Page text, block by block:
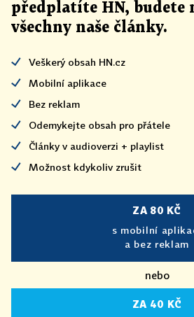
předplatíte HN, budete
všechny naše články.
Veškerý obsah HN.cz
Mobilní aplikace
Bez reklam
Odemykejte obsah pro přátele
Články v audioverzi + playlist
Možnost kdykoliv zrušit
ZA 80 KČ
s mobilní
a bez reklam
nebo
ZA 40 KČ